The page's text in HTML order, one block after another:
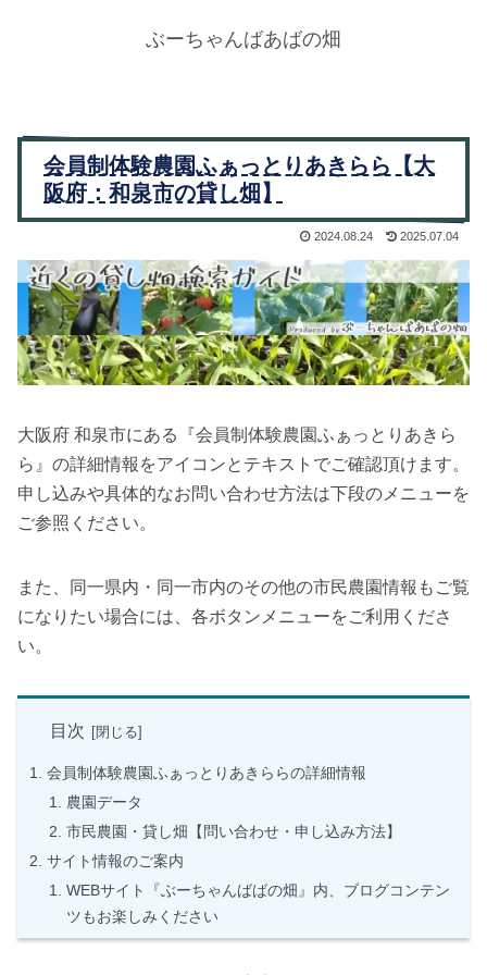
ぶーちゃんばあばの畑
会員制体験農園ふぁっとりあきらら【大
阪府：和泉市の貸し畑】
2024.08.24 2025.07.04
大阪府 和泉市にある『会員制体験農園ふぁっとりあきら
ら』の詳細情報をアイコンとテキストでご確認頂けます。
申し込みや具体的なお問い合わせ方法は下段のメニューを
ご参照ください。
また、同一県内・同一市内のその他の市民農園情報もご覧
になりたい場合には、各ボタンメニューをご利用くださ
い。
目次
会員制体験農園ふぁっとりあきららの詳細情報
農園データ
市民農園・貸し畑【問い合わせ・申し込み方法】
サイト情報のご案内
WEBサイト『ぶーちゃんばばの畑』内、ブログコンテン
ツもお楽しみください